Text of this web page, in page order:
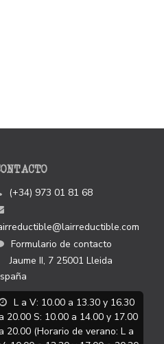
(+34) 973 01 81 68
Formulario de contacto
Jaume II, 7 25001 Lleida
L a V: 10.00 a 13.30 y 16.30
20.00 S: 10.00 a 14.00 y 17.00
20.00 (Horario de verano: L a